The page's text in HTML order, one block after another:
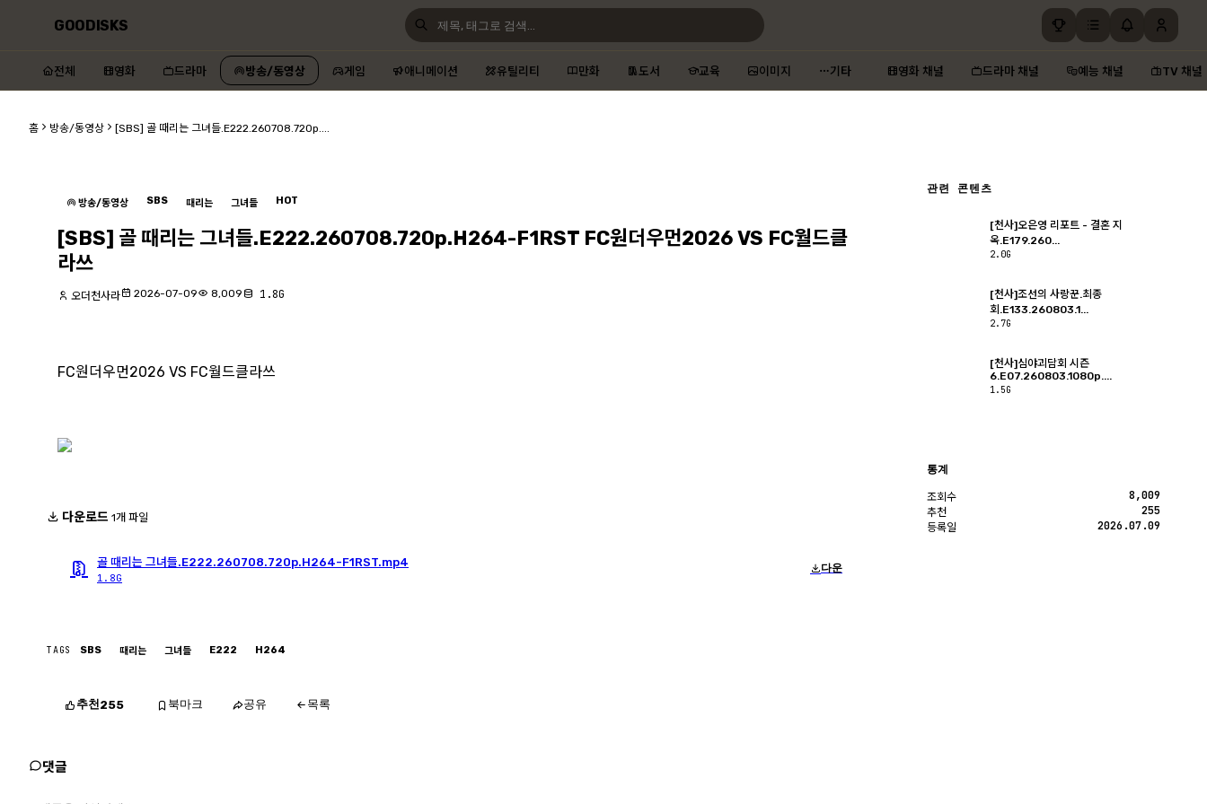
GOODISKS
전체 영화 드라마 방송/동영상 게임 애니메이션 유틸리티 만화 도서 교육 이미지 기타 영화 채널 드라마 채널 예능 채널 TV 채널
홈 방송/동영상 [SBS] 골 때리는 그녀들.E222.260708.720p....
방송/동영상 SBS 때리는 그녀들 HOT
[SBS] 골 때리는 그녀들.E222.260708.720p.H264-F1RST FC원더우먼2026 VS FC월드클
라쓰
오더천사라 2026-07-09 8,009 1.8G
FC원더우먼2026 VS FC월드클라쓰
다운로드 1개 파일
골 때리는 그녀들.E222.260708.720p.H264-F1RST.mp4
1.8G
다운
TAGS SBS 때리는 그녀들 E222 H264
추천255 북마크 공유 목록
댓글
관련 콘텐츠
[천사]오은영 리포트 - 결혼 지
옥.E179.260...
2.0G
[천사]조선의 사랑꾼.최종
회.E133.260803.1...
2.7G
[천사]심야괴담회 시즌
6.E07.260803.1080p....
1.5G
통계
조회수 8,009
추천 255
등록일 2026.07.09